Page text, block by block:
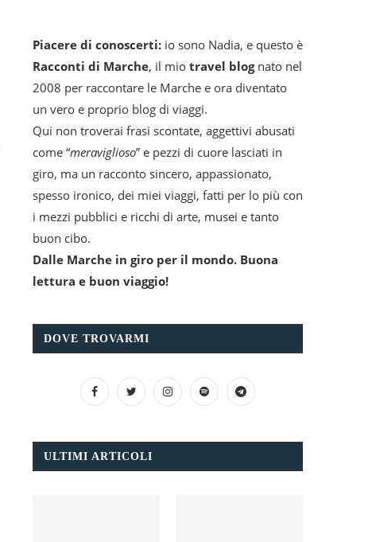
Piacere di conoscerti: io sono Nadia, e questo è
Racconti di Marche, il mio travel blognato nel
2008 per raccontare le Marche e ora diventato
un vero e proprio blog di viaggi.
Qui non troverai frasi scontate, aggettivi abusati
come “meraviglioso” e pezzi di cuore lasciati in
giro, ma un racconto sincero, appassionato,
spesso ironico, dei miei viaggi, fatti per lo più con
i mezzi pubblici e ricchi di arte, musei e tanto
buon cibo.
Dalle Marche in giro per il mondo. Buona
lettura e buon viaggio!
DOVE TROVARMI
ULTIMI ARTICOLI